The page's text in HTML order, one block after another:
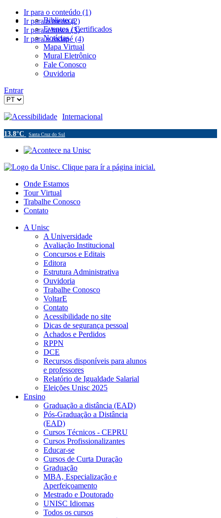
Ir para o conteúdo (1)
Ir para o menu (2)
Ir para a busca (3)
Ir para o rodapé (4)
Biblioteca
Eventos / Certificados
Notícias
Mapa Virtual
Mural Eletrônico
Fale Conosco
Ouvidoria
Entrar
Acessibilidade Internacional
13.8°C Santa Cruz do Sul
Onde Estamos
Tour Virtual
Trabalhe Conosco
Contato
A Unisc
A Universidade
Avaliação Institucional
Concursos e Editais
Editora
Estrutura Administrativa
Ouvidoria
Trabalhe Conosco
VoltarE
Contato
Acessibilidade no site
Dicas de segurança pessoal
Achados e Perdidos
RPPN
DCE
Recursos disponíveis para alunos
e professores
Relatório de Igualdade Salarial
Eleições Unisc 2025
Ensino
Graduação a distância (EAD)
Pós-Graduação a Distância
(EAD)
Cursos Técnicos - CEPRU
Cursos Profissionalizantes
Educar-se
Cursos de Curta Duração
Graduação
MBA, Especialização e
Aperfeiçoamento
Mestrado e Doutorado
UNISC Idiomas
Todos os cursos